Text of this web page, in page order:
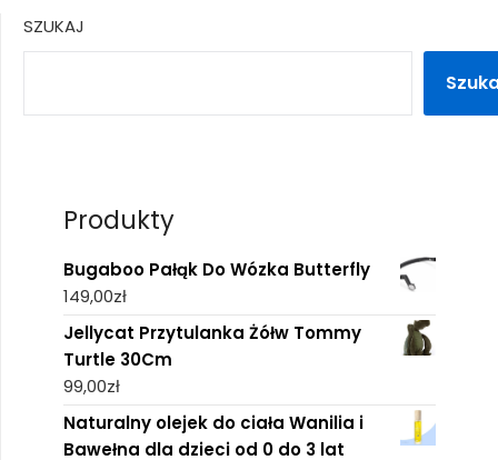
SZUKAJ
Produkty
Bugaboo Pałąk Do Wózka Butterfly
149,00zł
Jellycat Przytulanka Żółw Tommy
Turtle 30Cm
99,00zł
Naturalny olejek do ciała Wanilia i
Bawełna dla dzieci od 0 do 3 lat